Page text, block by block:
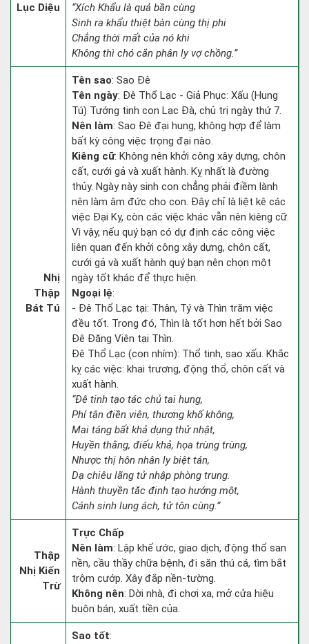
Lục Diệu
“Xích Khẩu là quả bần cùng
Sinh ra khẩu thiệt bàn cùng thị phi
Chẳng thời mất của nó khi
Không thì chó cắn phân ly vợ chồng.”
Nhị
Thập
Bát Tú
Tên sao: Sao Đê
Tên ngày: Đê Thổ Lạc - Giả Phục: Xấu (Hung
Tú) Tướng tinh con Lạc Đà, chủ trị ngày thứ 7.
Nên làm: Sao Đê đại hung, không hợp để làm
bất kỳ công việc trọng đại nào.
Kiêng cữ: Không nên khởi công xây dựng, chôn
cất, cưới gả và xuất hành. Kỵ nhất là đường
thủy. Ngày này sinh con chẳng phải điềm lành
nên làm âm đức cho con. Đây chỉ là liệt kê các
việc Đại Kỵ, còn các việc khác vẫn nên kiêng cữ.
Vì vậy, nếu quý bạn có dự định các công việc
liên quan đến khởi công xây dựng, chôn cất,
cưới gả và xuất hành quý bạn nên chọn một
ngày tốt khác để thực hiện.
Ngoại lệ:
- Đê Thổ Lạc tại: Thân, Tý và Thìn trăm việc
đều tốt. Trong đó, Thìn là tốt hơn hết bởi Sao
Đê Đăng Viên tại Thìn.
Đê Thổ Lạc (con nhím): Thổ tinh, sao xấu. Khắc
kỵ các việc: khai trương, động thổ, chôn cất và
xuất hành.
“Đê tinh tạo tác chủ tai hung,
Phí tận điền viên, thương khố không,
Mai táng bất khả dụng thử nhật,
Huyền thằng, điếu khả, họa trùng trùng,
Nhược thị hôn nhân ly biệt tán,
Dạ chiêu lãng tử nhập phòng trung.
Hành thuyền tắc định tạo hướng một,
Cánh sinh lung ách, tử tôn cùng.”
Thập
Nhị Kiến
Trừ
Trực Chấp
Nên làm: Lập khế ước, giao dịch, động thổ san
nền, cầu thầy chữa bệnh, đi săn thú cá, tìm bắt
trộm cướp. Xây đắp nền-tường.
Không nên: Dời nhà, đi chơi xa, mở cửa hiệu
buôn bán, xuất tiền của.
Sao tốt: